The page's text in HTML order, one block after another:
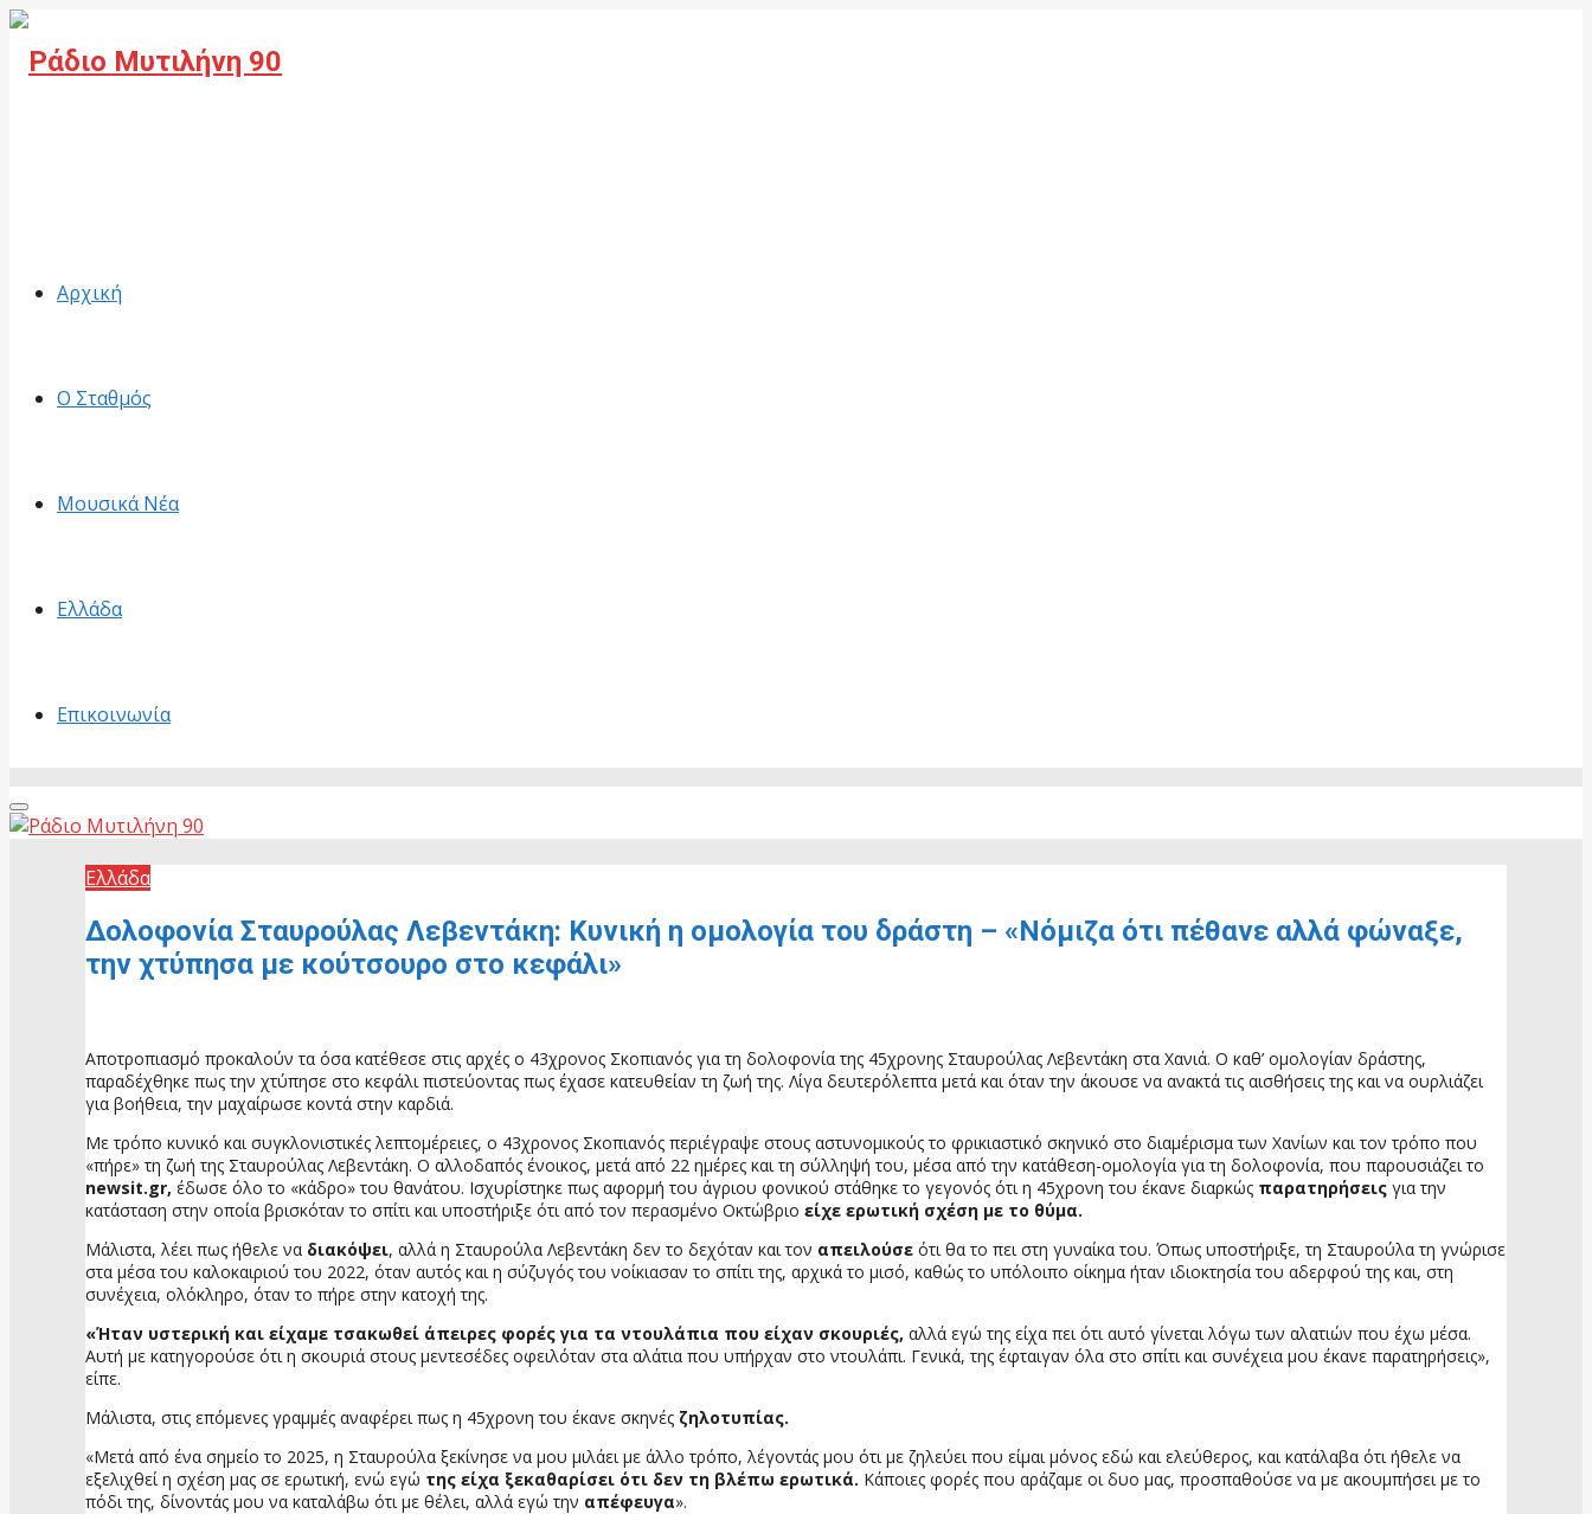
Αρχική
Ο Σταθμός
Μουσικά Νέα
Ελλάδα
Επικοινωνία
Primary
Menu
Ελλάδα
Δολοφονία Σταυρούλας Λεβεντάκη: Κυνική η ομολογία του δράστη – «Νόμιζα ότι πέθανε αλλά φώναξε,
την χτύπησα με κούτσουρο στο κεφάλι»
Αποτροπιασμό προκαλούν τα όσα κατέθεσε στις αρχές ο 43χρονος Σκοπιανός για τη δολοφονία της 45χρονης Σταυρούλας Λεβεντάκη στα Χανιά. Ο καθ’ ομολογίαν δράστης,
παραδέχθηκε πως την χτύπησε στο κεφάλι πιστεύοντας πως έχασε κατευθείαν τη ζωή της. Λίγα δευτερόλεπτα μετά και όταν την άκουσε να ανακτά τις αισθήσεις της και να ουρλιάζει
για βοήθεια, την μαχαίρωσε κοντά στην καρδιά.
Με τρόπο κυνικό και συγκλονιστικές λεπτομέρειες, ο 43χρονος Σκοπιανός περιέγραψε στους αστυνομικούς το φρικιαστικό σκηνικό στο διαμέρισμα των Χανίων και τον τρόπο που
«πήρε» τη ζωή της Σταυρούλας Λεβεντάκη. Ο αλλοδαπός ένοικος, μετά από 22 ημέρες και τη σύλληψή του, μέσα από την κατάθεση-ομολογία για τη δολοφονία, που παρουσιάζει το
newsit.gr, έδωσε όλο το «κάδρο» του θανάτου. Ισχυρίστηκε πως αφορμή του άγριου φονικού στάθηκε το γεγονός ότι η 45χρονη του έκανε διαρκώς παρατηρήσεις για την
κατάσταση στην οποία βρισκόταν το σπίτι και υποστήριξε ότι από τον περασμένο Οκτώβριο είχε ερωτική σχέση με το θύμα.
Μάλιστα, λέει πως ήθελε να διακόψει, αλλά η Σταυρούλα Λεβεντάκη δεν το δεχόταν και τον απειλούσε ότι θα το πει στη γυναίκα του. Όπως υποστήριξε, τη Σταυρούλα τη γνώρισε
στα μέσα του καλοκαιριού του 2022, όταν αυτός και η σύζυγός του νοίκιασαν το σπίτι της, αρχικά το μισό, καθώς το υπόλοιπο οίκημα ήταν ιδιοκτησία του αδερφού της και, στη
συνέχεια, ολόκληρο, όταν το πήρε στην κατοχή της.
«Ήταν υστερική και είχαμε τσακωθεί άπειρες φορές για τα ντουλάπια που είχαν σκουριές, αλλά εγώ της είχα πει ότι αυτό γίνεται λόγω των αλατιών που έχω μέσα.
Αυτή με κατηγορούσε ότι η σκουριά στους μεντεσέδες οφειλόταν στα αλάτια που υπήρχαν στο ντουλάπι. Γενικά, της έφταιγαν όλα στο σπίτι και συνέχεια μου έκανε παρατηρήσεις»,
είπε.
Μάλιστα, στις επόμενες γραμμές αναφέρει πως η 45χρονη του έκανε σκηνές ζηλοτυπίας.
«Μετά από ένα σημείο το 2025, η Σταυρούλα ξεκίνησε να μου μιλάει με άλλο τρόπο, λέγοντάς μου ότι με ζηλεύει που είμαι μόνος εδώ και ελεύθερος, και κατάλαβα ότι ήθελε να
εξελιχθεί η σχέση μας σε ερωτική, ενώ εγώ της είχα ξεκαθαρίσει ότι δεν τη βλέπω ερωτικά. Κάποιες φορές που αράζαμε οι δυο μας, προσπαθούσε να με ακουμπήσει με το
πόδι της, δίνοντάς μου να καταλάβω ότι με θέλει, αλλά εγώ την απέφευγα».